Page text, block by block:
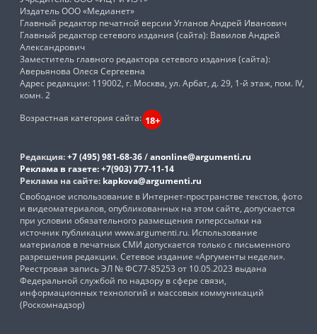
Издатель ООО «Медианет»
Главный редактор печатной версии Угланов Андрей Иванович
Главный редактор сетевого издания (сайта): Вавилов Андрей
Александрович
Заместитель главного редактора сетевого издания (сайта):
Аверьянова Олеся Сергеевна
Адрес редакции: 119002, г. Москва, ул. Арбат, д. 29, 1-й этаж, пом. IV,
комн. 2
Возрастная категория сайта: 18+
Редакция:+7 (495) 981-68-36/anonline@argumenti.ru
Реклама в газете:+7(903) 777-11-14
Реклама на сайте: kapkova@argumenti.ru
Свободное использование в Интернет-пространстве текстов, фото
и видеоматериалов, опубликованных на этом сайте, допускается
при условии обязательного размещения гиперссылки на
источник публикации www.argumenti.ru. Использование
материалов в печатных СМИ допускается только с письменного
разрешения редакции. Сетевое издание «Аргументы недели».
Реестровая запись ЭЛ № ФС77-85253 от 10.05.2023 выдана
Федеральной службой по надзору в сфере связи,
информационных технологий и массовых коммуникаций
(Роскомнадзор)